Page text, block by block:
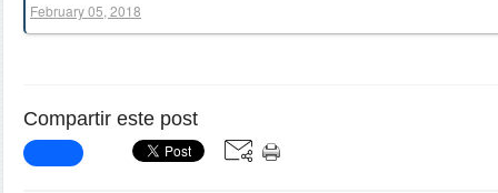
February 05, 2018
Compartir este post